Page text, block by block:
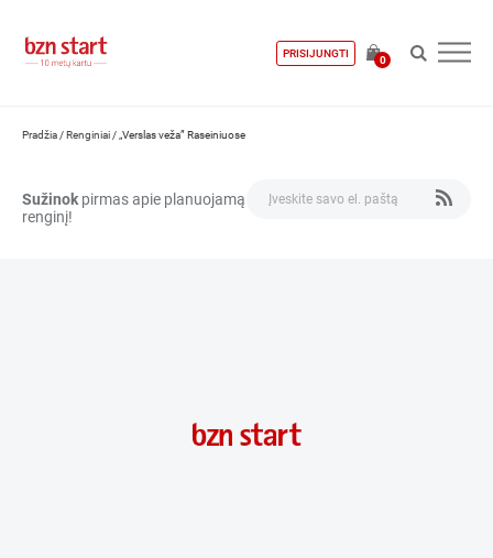
PRISIJUNGTI
0
Pradžia /Renginiai / „Verslas veža” Raseiniuose
Sužinok pirmas apie planuojamą
renginį!